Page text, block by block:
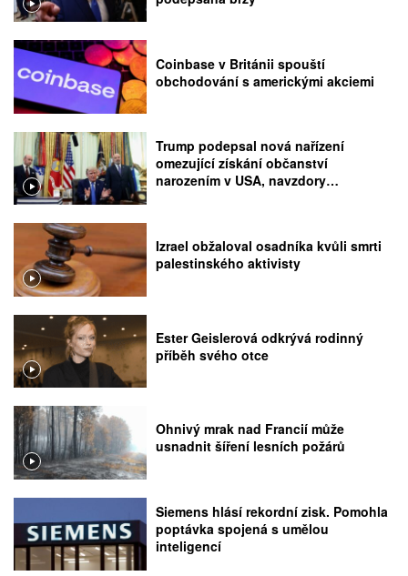
Coinbase v Británii spouští
obchodování s americkými akciemi
Trump podepsal nová nařízení
omezující získání občanství
narozením v USA, navzdory
Izrael obžaloval osadníka kvůli smrti
palestinského aktivisty
Ester Geislerová odkrývá rodinný
příběh svého otce
Ohnivý mrak nad Francií může
usnadnit šíření lesních požárů
Siemens hlásí rekordní zisk. Pomohla
poptávka spojená s umělou
inteligencí